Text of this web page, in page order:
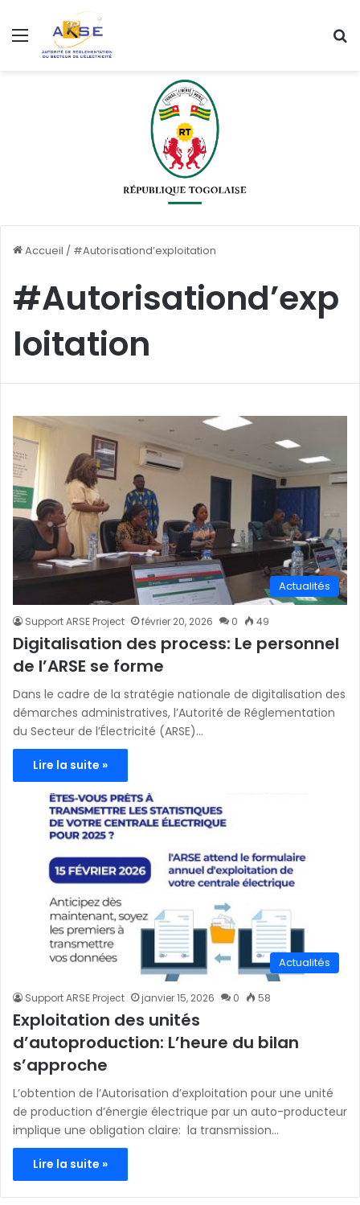
Menu
Accueil / #Autorisationd’exploitation
#Autorisationd’exp
loitation
Actualités
Support ARSE Project février 20, 2026 0 49
Digitalisation des process: Le personnel
de l’ARSE se forme
Dans le cadre de la stratégie nationale de digitalisation des
démarches administratives, l’Autorité de Réglementation
du Secteur de l’Électricité (ARSE)…
Lire la suite »
Actualités
Support ARSE Project janvier 15, 2026 0 58
Exploitation des unités
d’autoproduction: L’heure du bilan
s’approche
L’obtention de l’Autorisation d’exploitation pour une unité
de production d’énergie électrique par un auto-producteur
implique une obligation claire: la transmission…
Lire la suite »